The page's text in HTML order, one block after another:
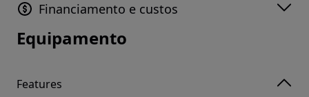
Financiamento e custos
Equipamento
Features